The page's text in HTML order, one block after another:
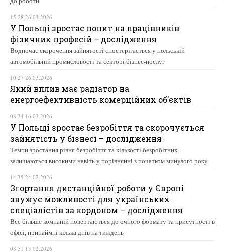
15:28 26.03.2026
У Польщі зростає попит на працівників
фізичних професій – дослідження
Водночас скорочення зайнятості спостерігається у польській
автомобільній промисловості та секторі бізнес-послуг
10:27 26.03.2026
Який вплив має радіатор на
енергоефективність комерційних об’єктів
08:34 16.03.2026
У Польщі зростає безробіття та скорочується
зайнятість у бізнесі – дослідження
Темпи зростання рівня безробіття та кількості безробітних
залишаються високими навіть у порівнянні з початком минулого року
14:35 24.02.2026
Згортання дистанційної роботи у Європі
звужує можливості для українських
спеціалістів за кордоном – дослідження
Все більше компаній повертаються до очного формату та присутності в
офісі, принаймні кілька днів на тиждень
08:51 13.02.2026